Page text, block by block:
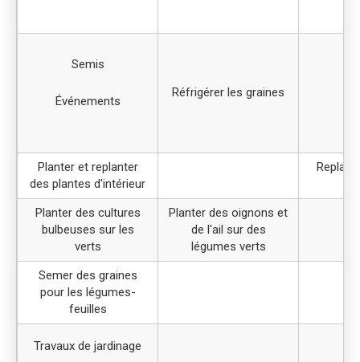
Semis
Événements
Réfrigérer les graines
Planter et replanter
des plantes d'intérieur
Planter des cultures
bulbeuses sur les
verts
Planter des oignons et
de l'ail sur des
légumes verts
Semer des graines
pour les légumes-
feuilles
Travaux de jardinage